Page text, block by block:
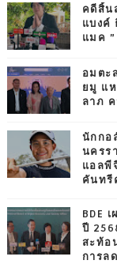
คดีสิ้น
แบงค์
แมค ”
อมตะ
ยมู แ
ลาภ
นักกอ
นครร
แอลพี
คันทรี
BDE
ปี
สะท้อ
การล